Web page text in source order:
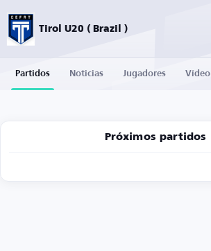
Tirol U20 ( Brazil )
Partidos Noticias Jugadores Vídeo
Próximos partidos